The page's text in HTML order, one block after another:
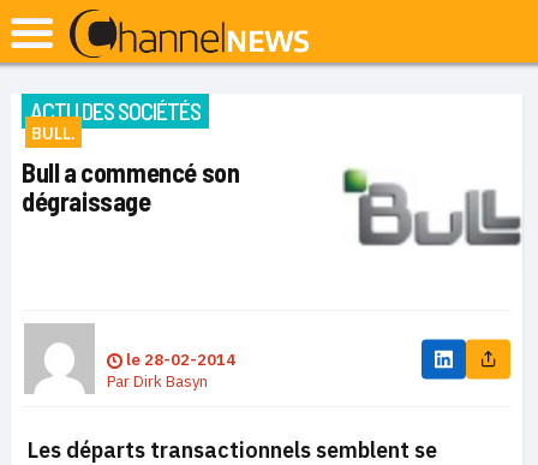
ACTU DES SOCIÉTÉS
BULL.
Bull a commencé son
dégraissage
le 28-02-2014
ParDirk Basyn
Les départs transactionnels semblent se